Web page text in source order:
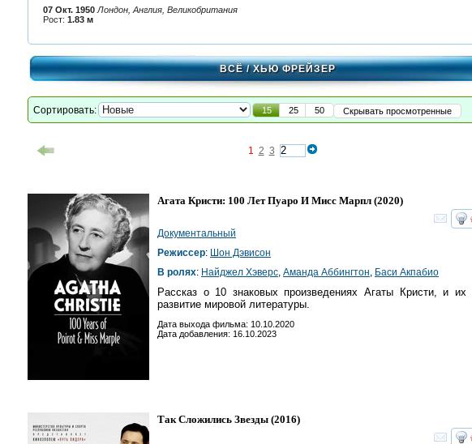
07 Окт. 1950 Лондон, Англия, Великобритания
Рост: 1.83 м
ВСЁ/ ХЬЮ ФРЕЙЗЕР
Сортировать: 15 25 50 Скрывать просмотренные
1 2 3
Агата Кристи: 100 Лет Пуаро И Мисс Марпл (2020)
Документальный
Режиссер: Шон Дэвисон
В ролях: Найджел Хэверс, Аманда Аббингтон, Баси Акпабио
Рассказ о 10 знаковых произведениях Агаты Кристи, и их
развитие мировой литературы.
Дата выхода фильма: 10.10.2020
Дата добавления: 16.10.2023
Так Сложились Звезды (2016)